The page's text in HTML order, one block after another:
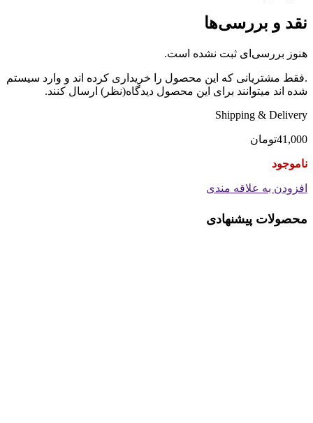
نقد و بررسی‌ها
هنوز بررسی‌ای ثبت نشده است.
.فقط مشتریانی که این محصول را خریداری کرده اند و وارد سیستم
شده اند میتوانند برای این محصول دیدگاه(نظر) ارسال کنند.
Shipping & Delivery
41,000تومان
ناموجود
افزودن به علاقه مندی
محصولات پیشنهادی